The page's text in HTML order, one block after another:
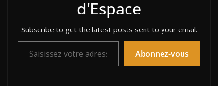
d'Espace
Subscribe to get the latest posts sent to your email.
Saisissez votre adresse e-mail…
Abonnez-vous